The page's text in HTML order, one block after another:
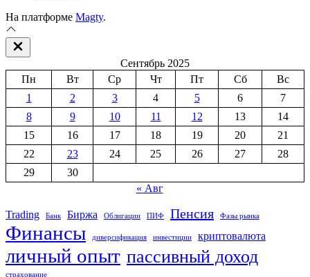
На платформе Magty.
Закрыть
вне
Сентябрь 2025
Пн
Вт Ср Чт Пт Сб
Вс
1
2 3 4 5 6
7
8
9 10 11 12 13
14
15
16 17 18 19 20
21
22
23 24 25 26 27
28
29
30
« Авг
Trading Банк Биржа Облигации ПИФ Пенсия Фазы рынка
Финансы диверсификация инвестиции криптовалюта
личный опыт пассивный доход
страхование